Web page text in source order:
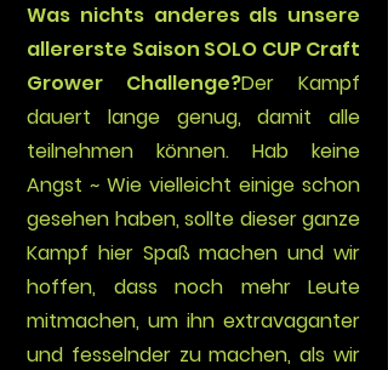
Was nichts anderes als unsere
allererste Saison SOLO CUP Craft
Grower Challenge?Der Kampf
dauert lange genug, damit alle
teilnehmen können. Hab keine
Angst ~ Wie vielleicht einige schon
gesehen haben, sollte dieser ganze
Kampf hier Spaß machen und wir
hoffen, dass noch mehr Leute
mitmachen, um ihn extravaganter
und fesselnder zu machen, als wir